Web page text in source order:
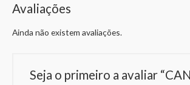
Avaliações
Ainda não existem avaliações.
Seja o primeiro a avaliar